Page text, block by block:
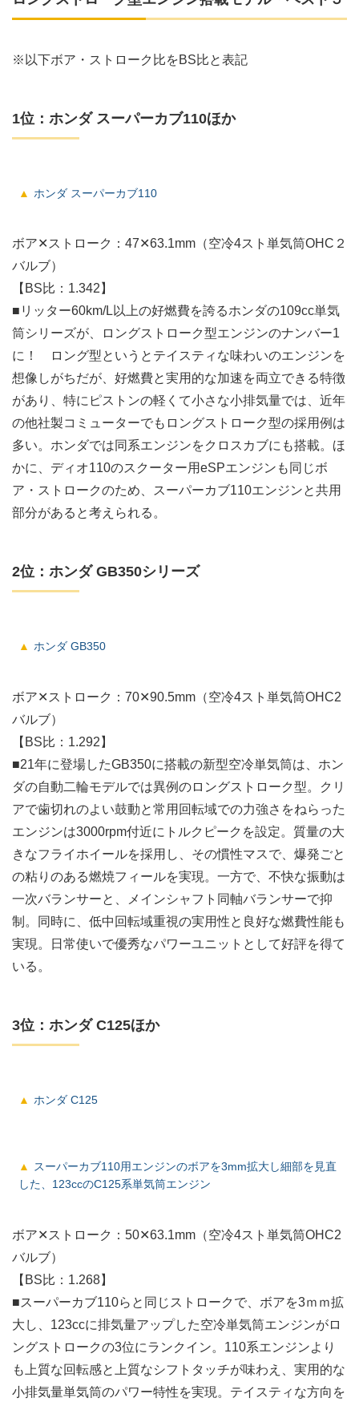
※以下ボア・ストローク比をBS比と表記
1位：ホンダ スーパーカブ110ほか
ホンダ スーパーカブ110
ボア✕ストローク：47✕63.1mm（空冷4スト単気筒OHC２
バルブ）
【BS比：1.342】
■リッター60km/L以上の好燃費を誇るホンダの109cc単気
筒シリーズが、ロングストローク型エンジンのナンバー1
に！ ロング型というとテイスティな味わいのエンジンを
想像しがちだが、好燃費と実用的な加速を両立できる特徴
があり、特にピストンの軽くて小さな小排気量では、近年
の他社製コミューターでもロングストローク型の採用例は
多い。ホンダでは同系エンジンをクロスカブにも搭載。ほ
かに、ディオ110のスクーター用eSPエンジンも同じボ
ア・ストロークのため、スーパーカブ110エンジンと共用
部分があると考えられる。
2位：ホンダ GB350シリーズ
ホンダ GB350
ボア✕ストローク：70✕90.5mm（空冷4スト単気筒OHC2
バルブ）
【BS比：1.292】
■21年に登場したGB350に搭載の新型空冷単気筒は、ホン
ダの自動二輪モデルでは異例のロングストローク型。クリ
アで歯切れのよい鼓動と常用回転域での力強さをねらった
エンジンは3000rpm付近にトルクピークを設定。質量の大
きなフライホイールを採用し、その慣性マスで、爆発ごと
の粘りのある燃焼フィールを実現。一方で、不快な振動は
一次バランサーと、メインシャフト同軸バランサーで抑
制。同時に、低中回転域重視の実用性と良好な燃費性能も
実現。日常使いで優秀なパワーユニットとして好評を得て
いる。
3位：ホンダ C125ほか
ホンダ C125
スーパーカブ110用エンジンのボアを3mm拡大し細部を見直
した、123ccのC125系単気筒エンジン
ボア✕ストローク：50✕63.1mm（空冷4スト単気筒OHC2
バルブ）
【BS比：1.268】
■スーパーカブ110らと同じストロークで、ボアを3ｍｍ拡
大し、123ccに排気量アップした空冷単気筒エンジンがロ
ングストロークの3位にランクイン。110系エンジンより
も上質な回転感と上質なシフトタッチが味わえ、実用的な
小排気量単気筒のパワー特性を実現。テイスティな方向を